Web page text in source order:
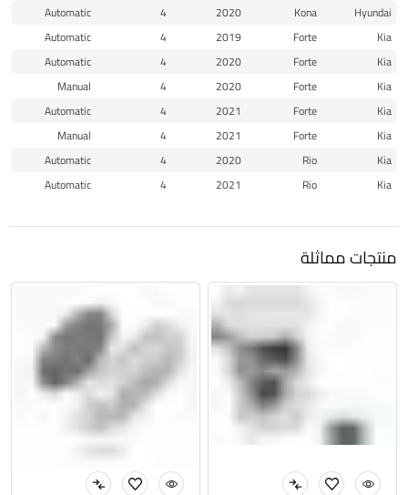
Hyundai
Kona
2020
4
Automatic
Kia
Forte
2019
4
Automatic
Kia
Forte
2020
4
Automatic
Kia
Forte
2020
4
Manual
Kia
Forte
2021
4
Automatic
Kia
Forte
2021
4
Manual
Kia
Rio
2020
4
Automatic
Kia
Rio
2021
4
Automatic
منتجات مماثلة